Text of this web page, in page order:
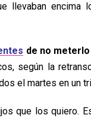
llevaban encima
de no meterlo
según la
el martes en un
que los quiero.